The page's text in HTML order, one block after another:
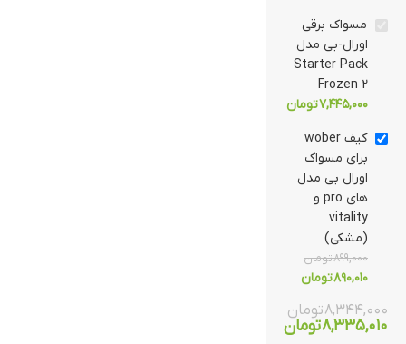
مسواک برقی
اورال-بی مدل
Starter Pack
Frozen 2
۷,۴۴۵,۰۰۰تومان
کیف wober
برای مسواک
اورال بی مدل
های pro و
vitality
(مشکی)
۸۹۹,۰۰۰تومان
۸۹۰,۰۱۰تومان
۸,۳۴۴,۰۰۰تومان
۸,۳۳۵,۰۱۰تومان